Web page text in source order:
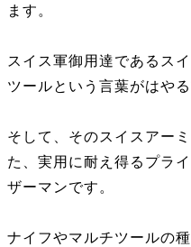
ます。
スイス軍御用達であるス
ツールという言葉がはや
そして、そのスイスアー
た、実用に耐え得るプラ
ザーマンです。
ナイフやマルチツールの